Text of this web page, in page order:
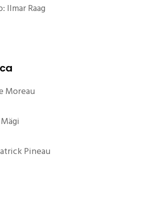
Ilmar Raag
Moreau
Pineau